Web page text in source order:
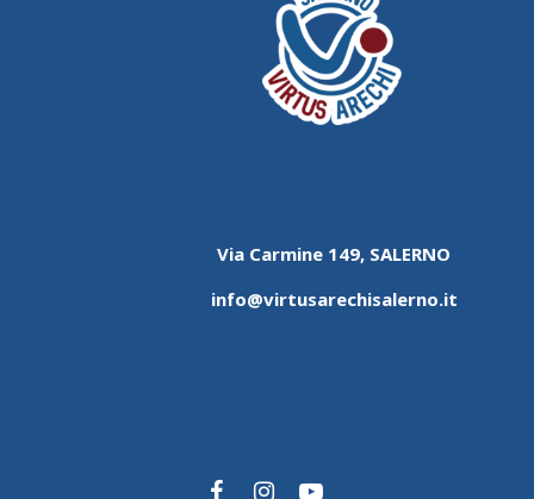
Via Carmine 149, SALERNO
info@virtusarechisalerno.it